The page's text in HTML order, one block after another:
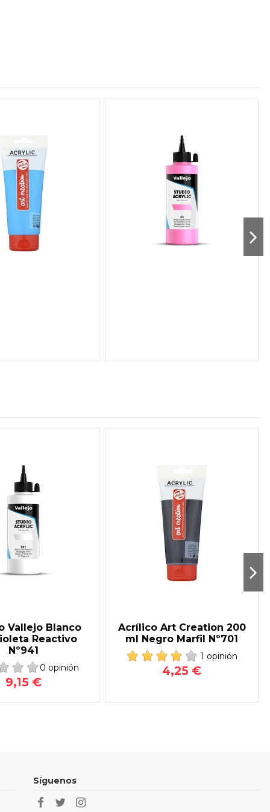
Vallejo Blanco
Reactivo
Nº941
0 opinión
9,15 €
Acrílico Art Creation 200
ml Negro Marfil Nº701
1 opinión
4,25 €
Síguenos